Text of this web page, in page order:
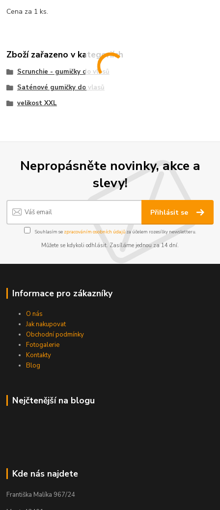
Cena za 1 ks.
Zboží zařazeno v kategoriích
Scrunchie - gumičky do vlasů
Saténové gumičky do vlasů
velikost XXL
Nepropásněte novinky, akce a
slevy!
Přihlásit se
Souhlasím se zpracováním osobních údajůza účelem rozesílky newsletteru.
Můžete se kdykoli odhlásit. Zasíláme jednou za 14 dní.
Informace pro zákazníky
O nás
Jak nakupovat
Obchodní podmínky
Fotogalerie
Kontakty
Blog
Nejčtenější na blogu
Kde nás najdete
Františka Malíka 967/24